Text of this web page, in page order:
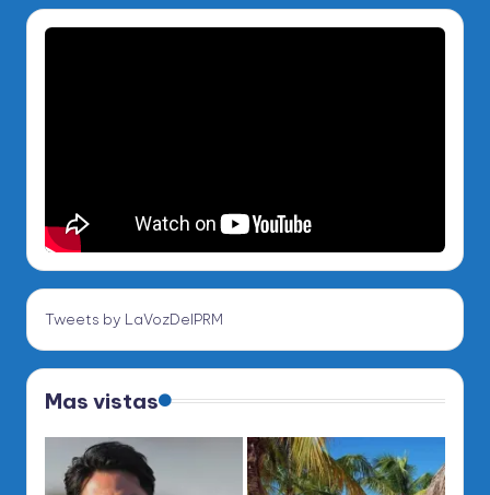
Tweets by LaVozDelPRM
Mas vistas